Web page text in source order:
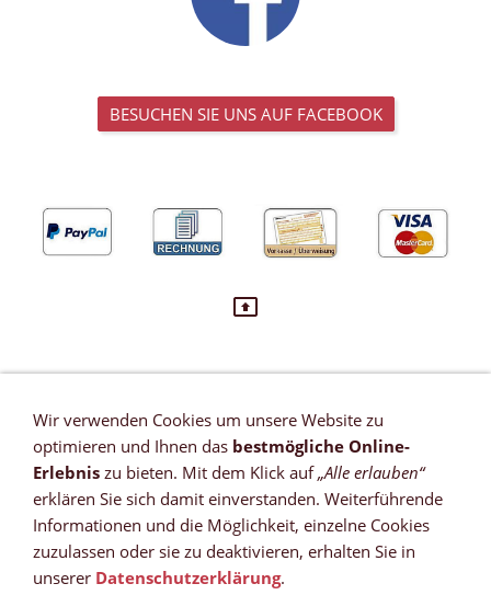
BESUCHEN SIE UNS AUF FACEBOOK
VERTRAG WIDERRUFEN
Newsletter
Wir verwenden Cookies um unsere Website zu
optimieren und Ihnen das bestmögliche Online-
Erlebnis zu bieten. Mit dem Klick auf„Alle erlauben“
erklären Sie sich damit einverstanden. Weiterführende
Informationen und die Möglichkeit, einzelne Cookies
zuzulassen oder sie zu deaktivieren, erhalten Sie in
unserer Datenschutzerklärung.